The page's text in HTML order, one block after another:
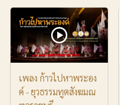
เพลง ก้าวไปหาพระอง
ค์ - ยุวธรรมทูตสังฆมณ